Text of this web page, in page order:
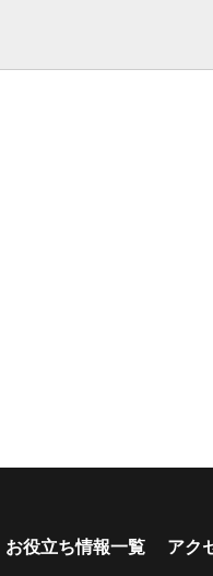
ベビーシート 車椅
ン充実
お役立ち情報一覧 アク